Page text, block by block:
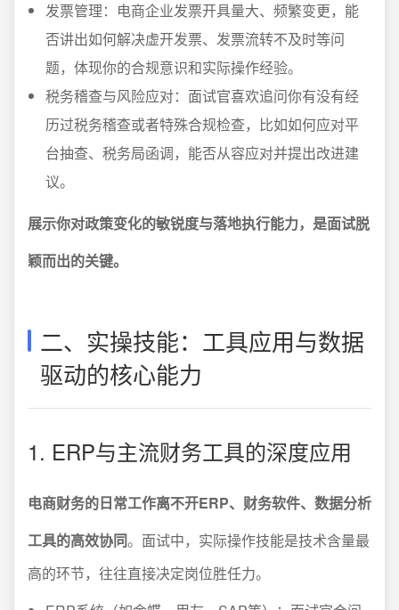
发票管理：电商企业发票开具量大、频繁变更，能
否讲出如何解决虚开发票、发票流转不及时等问
题，体现你的合规意识和实际操作经验。
税务稽查与风险应对：面试官喜欢追问你有没有经
历过税务稽查或者特殊合规检查，比如如何应对平
台抽查、税务局函调，能否从容应对并提出改进建
议。
展示你对政策变化的敏锐度与落地执行能力，是面试脱
颖而出的关键。
二、实操技能：工具应用与数据
驱动的核心能力
1. ERP与主流财务工具的深度应用
电商财务的日常工作离不开ERP、财务软件、数据分析
工具的高效协同。面试中，实际操作技能是技术含量最
高的环节，往往直接决定岗位胜任力。